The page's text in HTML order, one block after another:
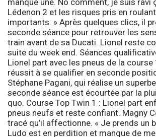
Lédenon 2 et les risques pris en
importants. » Après quelques clics, il
seconde séance pour retrouver les
train avant de sa Ducati. Lionel reste
suite du week end. Séances
Lionel part avec les pneus de la
réussit à se qualifier en seconde
Stéphane Pagani, qui réalise un
seconde séance est écourtée par la
quo. Course Top Twin 1 : Lionel part
pneus neufs et reste confiant. Magny
tracé qu’il affectionne. « Je prends un
Ludo est en perdition et manque de